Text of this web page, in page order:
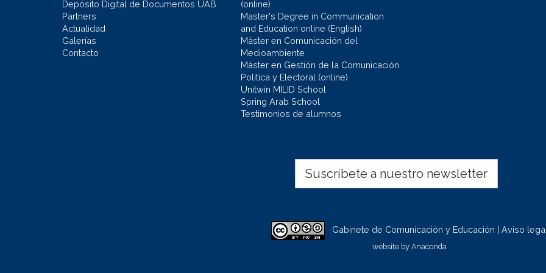
Depósito Digital de Documentos UAB
Partners
Actualidad
Galerías
Contacto
(online)
Master's Degree in Communication
and Education online (English)
Máster en Comunicación del
Medioambiente
Máster en Gestión de la Comunicación
Política y Electoral (online)
Unitwin MILID School
Spring Arab School
Testimonios de alumnos
Suscríbete a nuestro newsletter
Gabinete de Comunicación y Educación | Aviso
website by Anaconda